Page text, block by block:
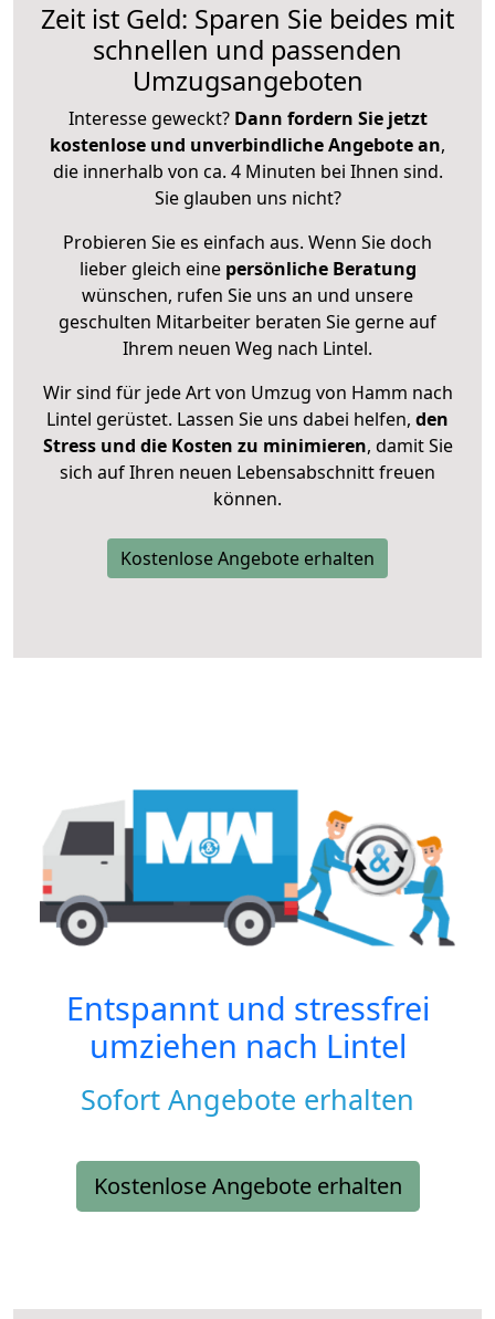
Zeit ist Geld: Sparen Sie beides mit
schnellen und passenden
Umzugsangeboten
Interesse geweckt? Dann fordern Sie jetzt
kostenlose und unverbindliche Angebote an,
die innerhalb von ca. 4 Minuten bei Ihnen sind.
Sie glauben uns nicht?
Probieren Sie es einfach aus. Wenn Sie doch
lieber gleich eine persönliche Beratung
wünschen, rufen Sie uns an und unsere
geschulten Mitarbeiter beraten Sie gerne auf
Ihrem neuen Weg nach Lintel.
Wir sind für jede Art von Umzug von Hamm nach
Lintel gerüstet. Lassen Sie uns dabei helfen, den
Stress und die Kosten zu minimieren, damit Sie
sich auf Ihren neuen Lebensabschnitt freuen
können.
Kostenlose Angebote erhalten
Entspannt und stressfrei
umziehen nach Lintel
Sofort Angebote erhalten
Kostenlose Angebote erhalten